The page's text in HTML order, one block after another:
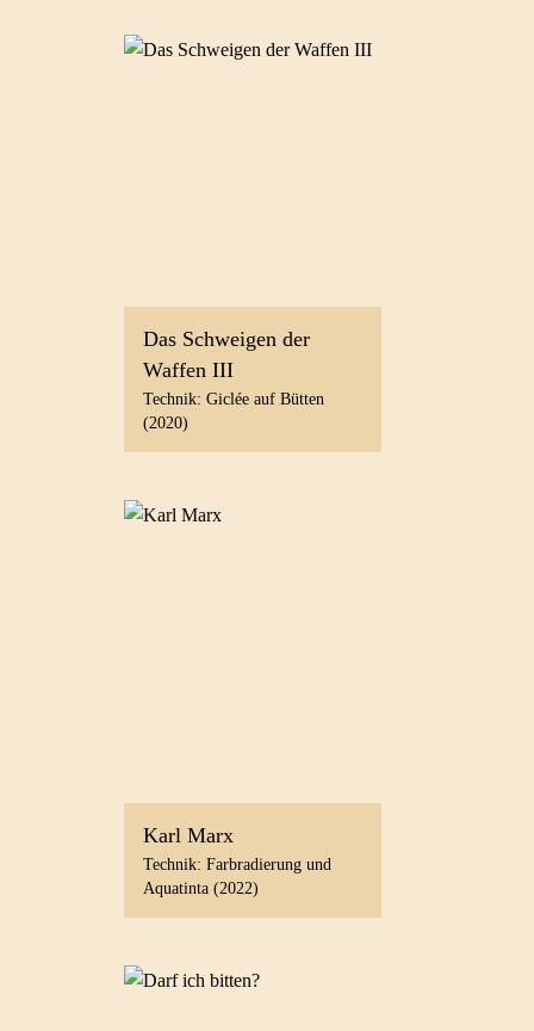
Das Schweigen der
Waffen III
Technik: Giclée auf Bütten
(2020)
Karl Marx
Technik: Farbradierung und
Aquatinta (2022)